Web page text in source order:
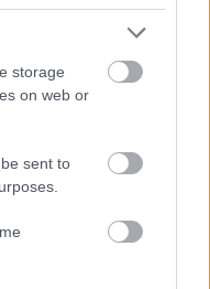
storage
on web or
sent to
végre elárulta,
1-et
hogy a
extrém
Az energiatároló
folyamatos